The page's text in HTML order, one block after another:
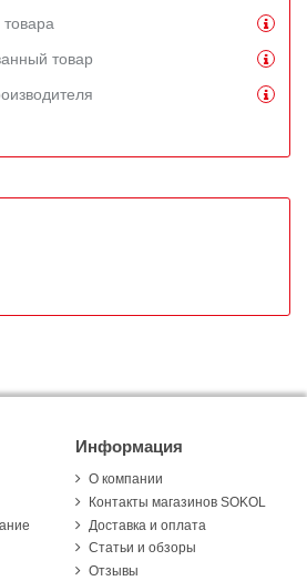
товар
Информация
О компании
Контакты магазинов SOKOL
Доставка и оплата
Статьи и обзоры
Отзывы